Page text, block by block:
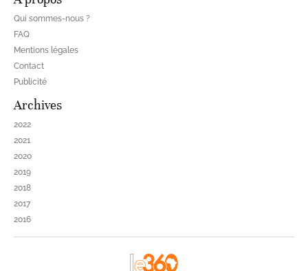
Qui sommes-nous ?
FAQ
Mentions légales
Contact
Publicité
Archives
2022
2021
2020
2019
2018
2017
2016